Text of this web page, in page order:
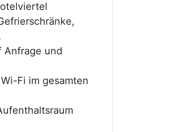
Anfrage und
Fi im gesamten